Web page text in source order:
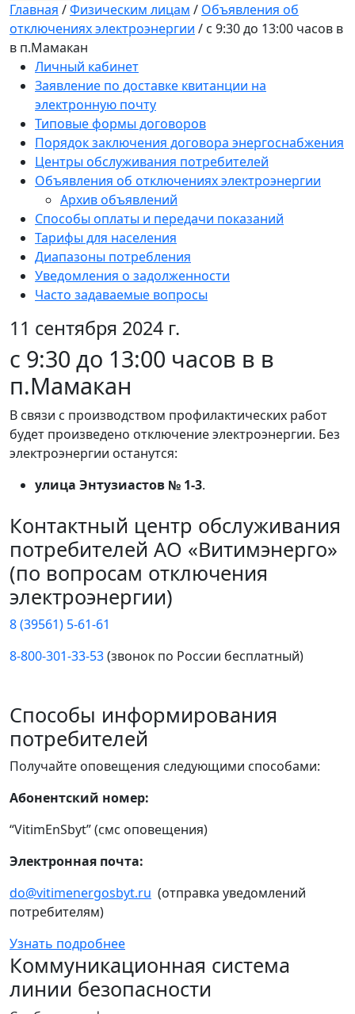
Главная /Физическим лицам / Объявления об
отключениях электроэнергии / с 9:30 до 13:00 часов в
в п.Мамакан
Личный кабинет
Заявление по доставке квитанции на
электронную почту
Типовые формы договоров
Порядок заключения договора энергоснабжения
Центры обслуживания потребителей
Объявления об отключениях электроэнергии
Архив объявлений
Способы оплаты и передачи показаний
Тарифы для населения
Диапазоны потребления
Уведомления о задолженности
Часто задаваемые вопросы
11 сентября 2024 г.
с 9:30 до 13:00 часов в в
п.Мамакан
В связи с производством профилактических работ
будет произведено отключение электроэнергии. Без
электроэнергии останутся:
улица Энтузиастов № 1-3.
Контактный центр обслуживания
потребителей АО «Витимэнерго»
(по вопросам отключения
электроэнергии)
8 (39561) 5-61-61
8-800-301-33-53(звонок по России бесплатный)
Способы информирования
потребителей
Получайте оповещения следующими способами:
Абонентский номер:
“VitimEnSbyt” (смс оповещения)
Электронная почта:
do@vitimenergosbyt.ru (отправка уведомлений
потребителям)
Узнать подробнее
Коммуникационная система
линии безопасности